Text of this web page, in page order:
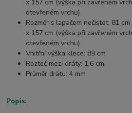
x 157 cm (výška při zavřeném
otevřeném vrchu)
Rozměr s lapačem nečistot: 81
x 157 cm (výška při zavřeném
otevřeném vrchu)
Vnitřní výška klece: 89 cm
Rozteč mezi dráty: 1,6 cm
Průměr drátu: 4 mm
Popis: